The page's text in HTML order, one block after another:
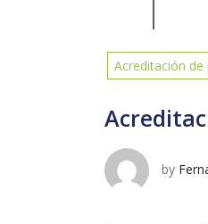
Acreditación de
by